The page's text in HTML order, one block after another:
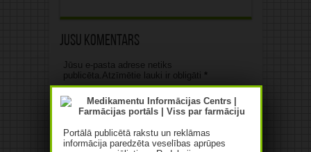
Jūsu komentārs
Jūsu e-pasta adrese netiks
publicēta.Atzīmētie lauki ir obligāti *
Portālā publicētā rakstu un reklāmas
informācija paredzēta veselības aprūpes